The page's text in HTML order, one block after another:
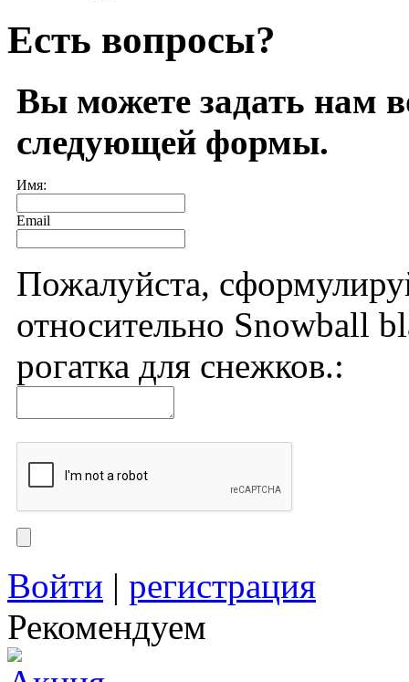
Есть вопросы?
Вы можете задать нам
следующей формы.
Имя:
Email
Пожалуйста,
относительно Snowball
рогатка для снежков.:
Войти | регистрация
Рекомендуем